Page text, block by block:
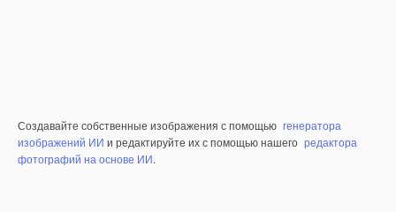
Создавайте собственные изображения с помощью генератора
изображений ИИ и редактируйте их с помощью нашего редактора
фотографий на основе ИИ.